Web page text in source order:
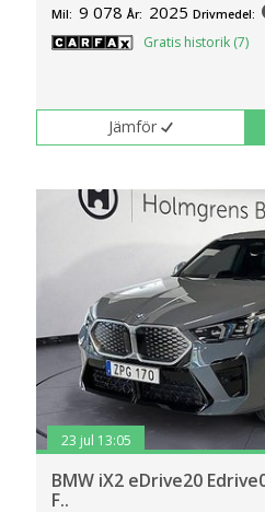
Mil: 9 078 År: 2025 Drivmedel:
Gratis historik (7)
Jämför
23 jul 13:05
BMW iX2 eDrive20
F..